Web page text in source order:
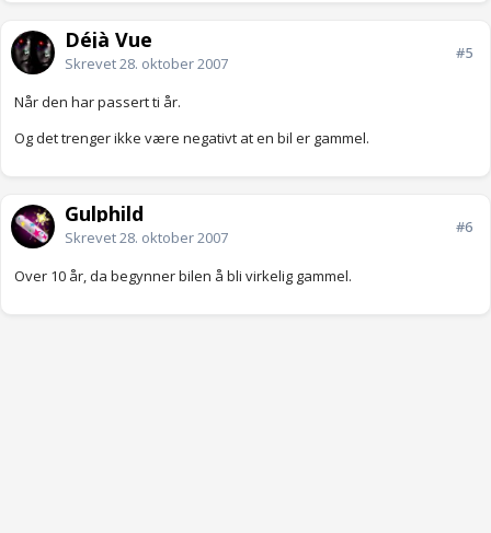
Déjà Vue
Skrevet28. oktober 2007
#5
Når den har passert ti år.
Og det trenger ikke være negativt at en bil er gammel.
Gulphild
Skrevet28. oktober 2007
#6
Over 10 år, da begynner bilen å bli virkelig gammel.